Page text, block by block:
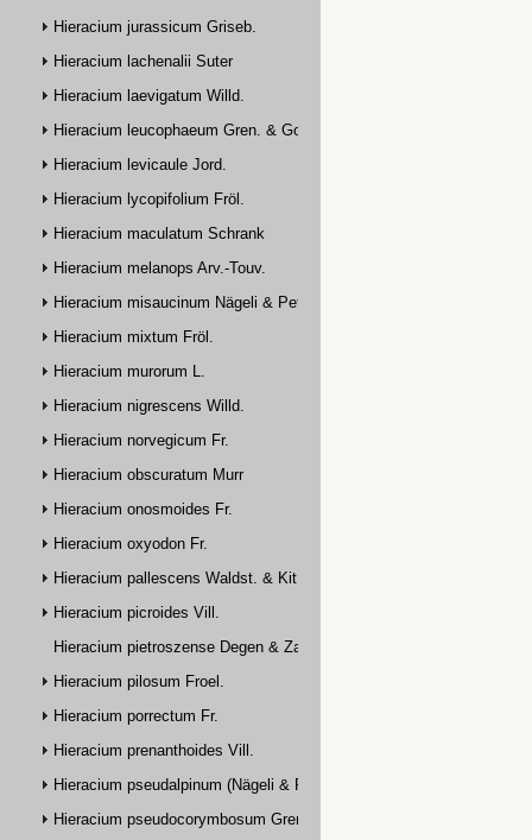
Hieracium jurassicum Griseb.
Hieracium lachenalii Suter
Hieracium laevigatum Willd.
Hieracium leucophaeum Gren. & Godr.
Hieracium levicaule Jord.
Hieracium lycopifolium Fröl.
Hieracium maculatum Schrank
Hieracium melanops Arv.-Touv.
Hieracium misaucinum Nägeli & Peter
Hieracium mixtum Fröl.
Hieracium murorum L.
Hieracium nigrescens Willd.
Hieracium norvegicum Fr.
Hieracium obscuratum Murr
Hieracium onosmoides Fr.
Hieracium oxyodon Fr.
Hieracium pallescens Waldst. & Kit.
Hieracium picroides Vill.
Hieracium pietroszense Degen & Zahn
Hieracium pilosum Froel.
Hieracium porrectum Fr.
Hieracium prenanthoides Vill.
Hieracium pseudalpinum (Nägeli & Peter) Prain
Hieracium pseudocorymbosum Gremli